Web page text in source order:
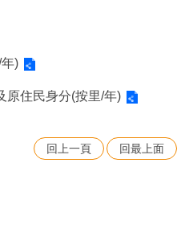
)
原住民身分(按里/年)
回上一頁 回最上面